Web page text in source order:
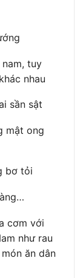
tuy
nhau
sần sật
mật ong
bơ tỏi
cơm với
như rau
ăn dân